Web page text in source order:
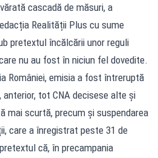
cascadă de măsuri, a
Realității Plus cu sume
pretextul încălcării unor reguli
nu au fost în niciun fel dovedite.
României, emisia a fost întreruptă
anterior, tot CNA decisese alte și
mai scurtă, precum și suspendarea
care a înregistrat peste 31 de
că, în precampania